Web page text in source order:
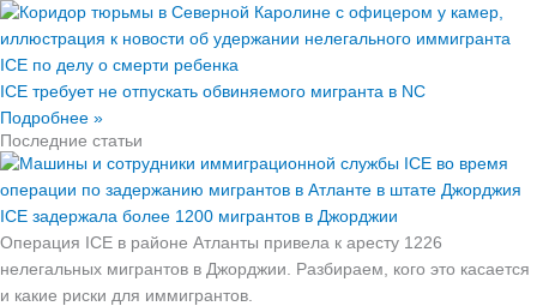
ICE требует не отпускать обвиняемого мигранта в NC
Подробнее »
Последние статьи
ICE задержала более 1200 мигрантов в Джорджии
Операция ICE в районе Атланты привела к аресту 1226
нелегальных мигрантов в Джорджии. Разбираем, кого это касается
и какие риски для иммигрантов.